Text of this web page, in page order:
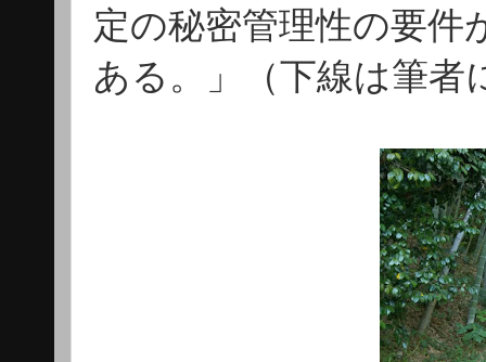
定の秘密管理性の要
ある。」（下線は筆者